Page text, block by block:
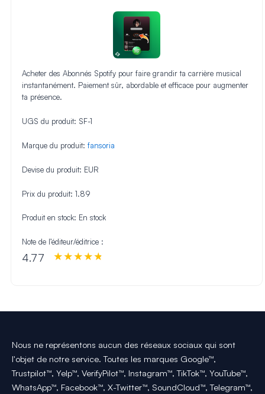
Acheter des Abonnés Spotify pour faire grandir ta carrière musical
instantanément. Paiement sûr, abordable et efficace pour augmenter
ta présence.
UGS du produit: SF-1
Marque du produit: fansoria
Devise du produit: EUR
Prix du produit: 1.89
Produit en stock: En stock
Note de l’éditeur/éditrice :
4.77
Nous ne représentons aucun des réseaux sociaux qui sont
l'objet de notre service. Toutes les marques Google™,
Trustpilot™, Yelp™, VerifyPilot™, Instagram™, TikTok™, YouTube™,
WhatsApp™, Facebook™, X-Twitter™, SoundCloud™, Telegram™,